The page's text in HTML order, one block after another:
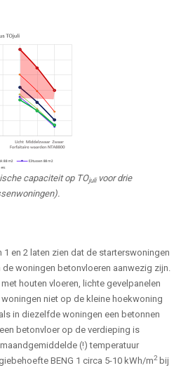
capaciteit op TOjulivoor drie
1 en 2 laten zien dat de starterswoningen
de woningen betonvloeren aanwezig zijn.
houten vloeren, lichte gevelpanelen
niet op de kleine hoekwoning
in diezelfde woningen een betonnen
betonvloer op de verdieping is
(!) temperatuur
BENG 1 circa 5-10 kWh/m2bij